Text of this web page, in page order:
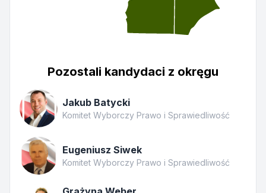
Pozostali kandydaci z okręgu
Jakub Batycki
Komitet Wyborczy Prawo i Sprawiedliwość
Eugeniusz Siwek
Komitet Wyborczy Prawo i Sprawiedliwość